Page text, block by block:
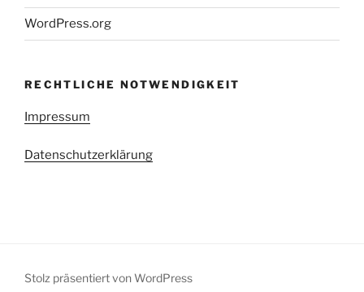
WordPress.org
RECHTLICHE NOTWENDIGKEIT
Impressum
Datenschutzerklärung
Stolz präsentiert von WordPress